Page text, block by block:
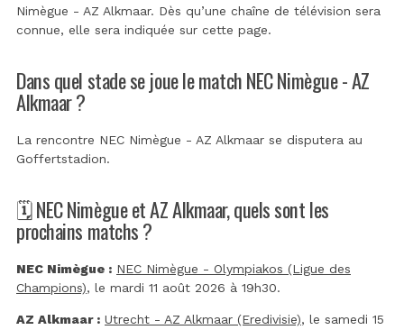
Nimègue - AZ Alkmaar. Dès qu’une chaîne de télévision sera
connue, elle sera indiquée sur cette page.
Dans quel stade se joue le match NEC Nimègue - AZ
Alkmaar ?
La rencontre NEC Nimègue - AZ Alkmaar se disputera au
Goffertstadion.
🗓️ NEC Nimègue et AZ Alkmaar, quels sont les
prochains matchs ?
NEC Nimègue : NEC Nimègue - Olympiakos (Ligue des
Champions), le mardi 11 août 2026 à 19h30.
AZ Alkmaar : Utrecht - AZ Alkmaar (Eredivisie), le samedi 15